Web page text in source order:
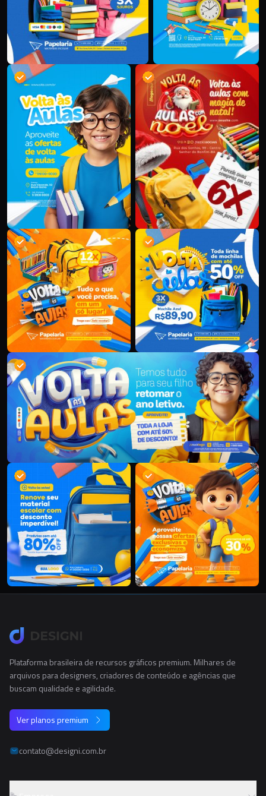
Plataforma brasileira de recursos gráficos premium. Milhares de
arquivos para designers, criadores de conteúdo e agências que
buscam qualidade e agilidade.
Ver planos premium
contato@designi.com.br